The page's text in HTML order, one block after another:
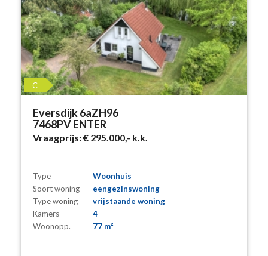
C
Eversdijk 6aZH96
7468PV ENTER
Vraagprijs:€ 295.000,- k.k.
Type
Woonhuis
Soort woning
eengezinswoning
Type woning
vrijstaande woning
Kamers
4
Woonopp.
77 m²